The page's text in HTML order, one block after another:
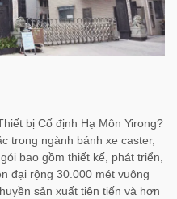
bị Cố định Hạ Môn Yirong?
trong ngành bánh xe caster,
bao gồm thiết kế, phát triển,
đại rộng 30.000 mét vuông
sản xuất tiên tiến và hơn